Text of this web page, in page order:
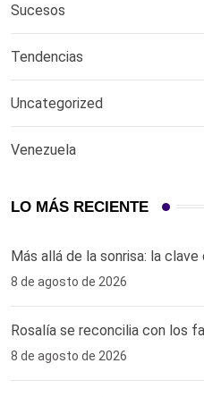
Sucesos
Tendencias
Uncategorized
Venezuela
LO MÁS RECIENTE
Más allá de la sonrisa: la
8 de agosto de 2026
Rosalía se reconcilia con los
8 de agosto de 2026